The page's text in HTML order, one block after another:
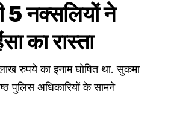
5 नक्सलियों ने
का रास्ता
रुपये का इनाम घोषित था. सुकमा
पुलिस अधिकारियों के सामने